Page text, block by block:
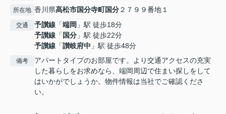
所在地 香川県高松市国分寺町国分２７９９番地１
交通 予讃線 「端岡 」駅 徒歩18分
予讃線 「 国分 」駅 徒歩22分
予讃線 「讃岐府中 」駅 徒歩48分
備考
アパートタイプのお部屋です。より交通アクセスの充実
した暮らしをお求めなら、端岡周辺で住まい探しをして
はいかがでしょうか。物件情報は当社でご確認くださ
い。